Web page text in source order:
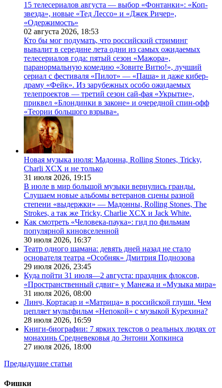
15 телесериалов августа — выбор «Фонтанки»: «Коп-
звезда», новые «Тед Лессо» и «Джек Ричер»,
«Одержимость»
02 августа 2026, 18:53
Кто бы мог подумать, что российский стриминг
вывалит в середине лета одни из самых ожидаемых
телесериалов года: пятый сезон «Мажора»,
паранормальную комедию «Зовите Витю!», лучший
сериал с фестиваля «Пилот» — «Паша» и даже кибер-
драму «Фейк». Из зарубежных особо ожидаемых
телепроектов — третий сезон сай-фая «Укрытие»,
приквел «Блондинки в законе» и очередной спин-офф
«Теории большого взрыва».
Новая музыка июля: Мадонна, Rolling Stones, Tricky,
Charli XCX и не только
31 июля 2026, 19:15
В июле в мир большой музыки вернулись гранды.
Слушаем новые альбомы ветеранов сцены разной
степени «выдержки» — Мадонны, Rolling Stones, The
Strokes, а так же Tricky, Charlie XCX и Jack White.
Как смотреть «Человека-паука»: гид по фильмам
популярной киновселенной
30 июля 2026, 16:37
Театр одного шамана: девять дней назад не стало
основателя театра «Особняк» Дмитрия Поднозова
29 июля 2026, 23:45
Куда пойти 31 июля—2 августа: праздник флоксов,
«Пространственный сдвиг» у Манежа и «Музыка мира»
31 июля 2026, 08:00
Линч, Кортасар и «Матрица» в российской глуши. Чем
цепляет мультфильм «Непокой» с музыкой Курехина?
28 июля 2026, 16:59
Книги-биографии: 7 ярких текстов о реальных людях от
монахинь Средневековья до Энтони Хопкинса
27 июля 2026, 18:00
Предыдущие статьи
Фишки